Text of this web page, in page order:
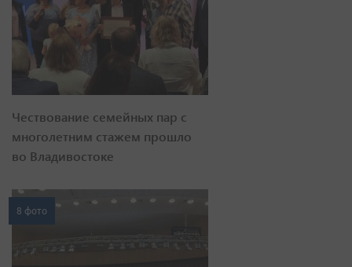
Чествование семейных пар с
многолетним стажем прошло
во Владивостоке
8 фото